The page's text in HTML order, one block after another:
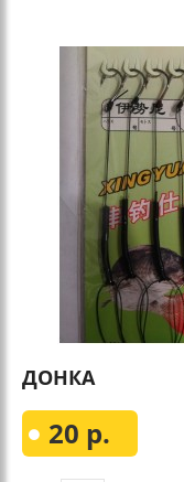
ДОНКА
20 р.